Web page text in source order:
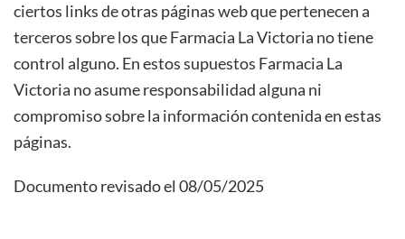
ciertos links de otras páginas web que pertenecen a
terceros sobre los que Farmacia La Victoria no tiene
control alguno. En estos supuestos Farmacia La
Victoria no asume responsabilidad alguna ni
compromiso sobre la información contenida en estas
páginas.
Documento revisado el 08/05/2025